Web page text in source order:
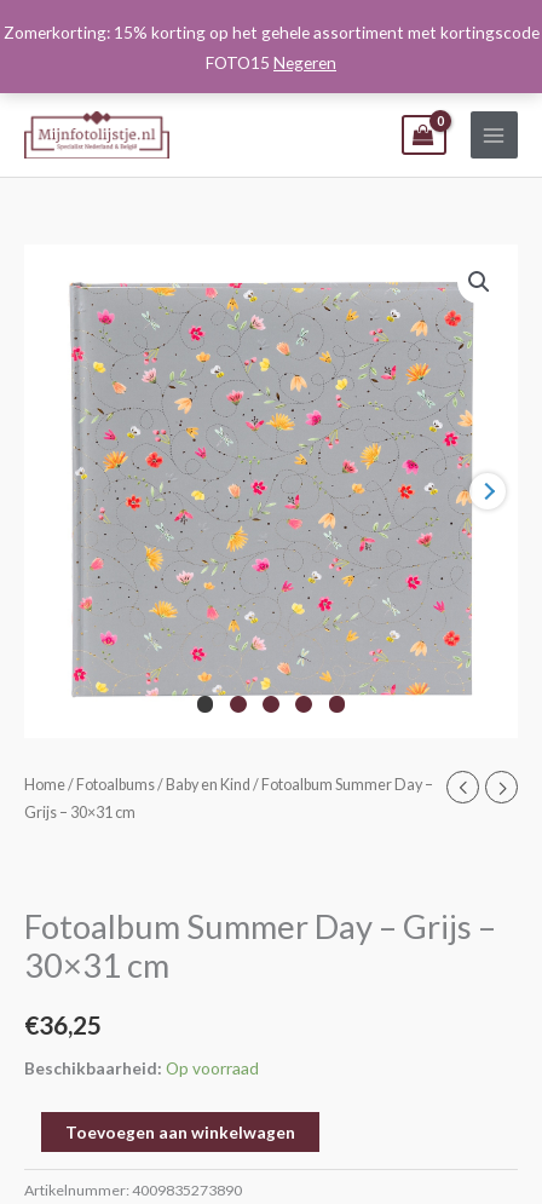
Zomerkorting: 15% korting op het gehele assortiment met kortingscode
FOTO15 Negeren
naar
Home/ Fotoalbums/ Baby en Kind / Fotoalbum Summer Day –
Grijs – 30×31 cm
Fotoalbum Summer Day – Grijs –
30×31 cm
€36,25
Beschikbaarheid: Op voorraad
Fotoalbum
Summer
-
30x31
aantal
Toevoegen aan winkelwagen
Artikelnummer: 4009835273890